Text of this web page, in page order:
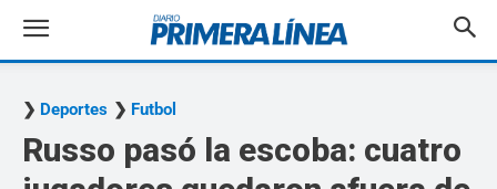
Deportes Futbol
Russo pasó la escoba: cuatro